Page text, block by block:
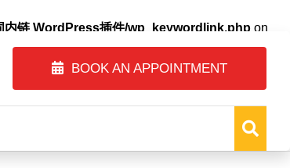
链 WordPress插件/wp_keywordlink.php on
BOOK AN APPOINTMENT